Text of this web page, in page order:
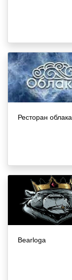
Ресторан облака
Bearloga